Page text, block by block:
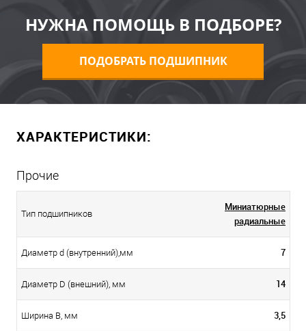
НУЖНА ПОМОЩЬ В ПОДБОРЕ?
ПОДОБРАТЬ ПОДШИПНИК
ХАРАКТЕРИСТИКИ:
Прочие
Тип подшипников
Миниатюрные
радиальные
Диаметр d (внутренний),мм 7
Диаметр D (внешний), мм 14
Ширина B, мм 3,5